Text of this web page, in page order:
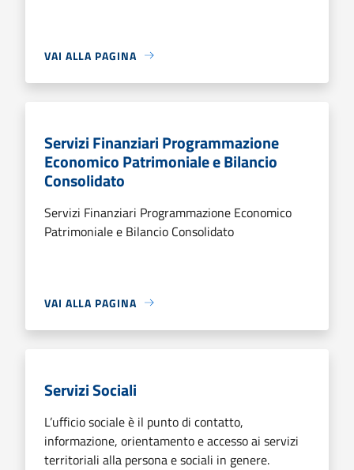
VAI ALLA PAGINA
Servizi Finanziari Programmazione
Economico Patrimoniale e Bilancio
Consolidato
Servizi Finanziari Programmazione Economico
Patrimoniale e Bilancio Consolidato
VAI ALLA PAGINA
Servizi Sociali
L’ufficio sociale è il punto di contatto,
informazione, orientamento e accesso ai servizi
territoriali alla persona e sociali in genere.